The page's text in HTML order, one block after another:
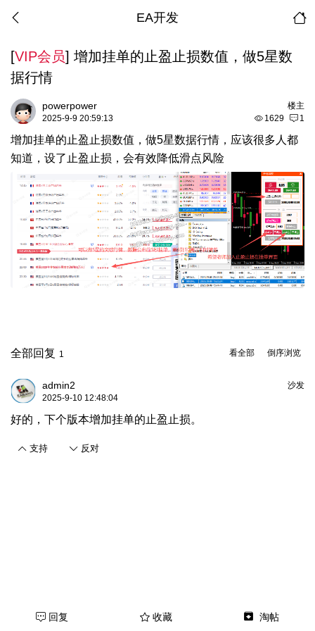
EA开发
[VIP会员] 增加挂单的止盈止损数值，做5星数
据行情
楼主
powerpower
1629 1
2025-9-9 20:59:13
增加挂单的止盈止损数值，做5星数据行情，应该很多人都
知道，设了止盈止损，会有效降低滑点风险
倒序浏览
看全部
全部回复 1
沙发
admin2
2025-9-10 12:48:04
好的，下个版本增加挂单的止盈止损。
支持 反对
回复 收藏 淘帖